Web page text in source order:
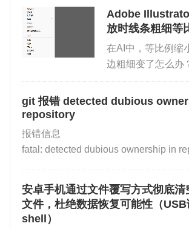
工具导航栏
Charles 顶部为菜单导航栏，菜单导
Adobe
放时线条粗细等
在AI中，等比例缩
边粗细变了怎么办
幅AI矢量图，在AI
后，线条变粗，看
git 报错 detected dubious
repository
报错信息
fatal: detected dubious ownership in
安卓手机通过文件覆写方式彻底清
文件，杜绝数据恢复可能性（
shell）